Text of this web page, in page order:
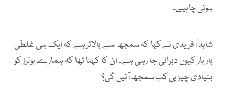
ہونی چاہیے۔
شاہد آفریدی نے کہا کہ سمجھ سے بالاتر ہے کہ ایک ہی غلطی
بار بار کیوں دہرائی جا رہی ہے۔ ان کا کہنا تھا کہ ہمارے بولرز کو
بنیادی چیزیں کب سمجھ آئیں گی؟